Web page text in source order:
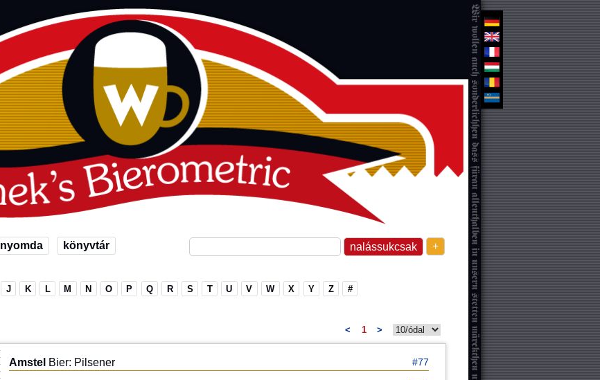
+
nyomda könyvtár
J K L M N O P Q R S T U V W X Y Z #
< 1 >
Amstel Bier: Pilsener #77